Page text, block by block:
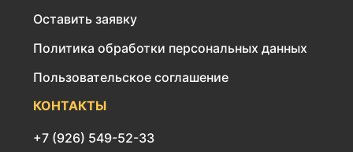
Оставить заявку
Политика обработки персональных данных
Пользовательское соглашение
КОНТАКТЫ
+7 (926) 549-52-33